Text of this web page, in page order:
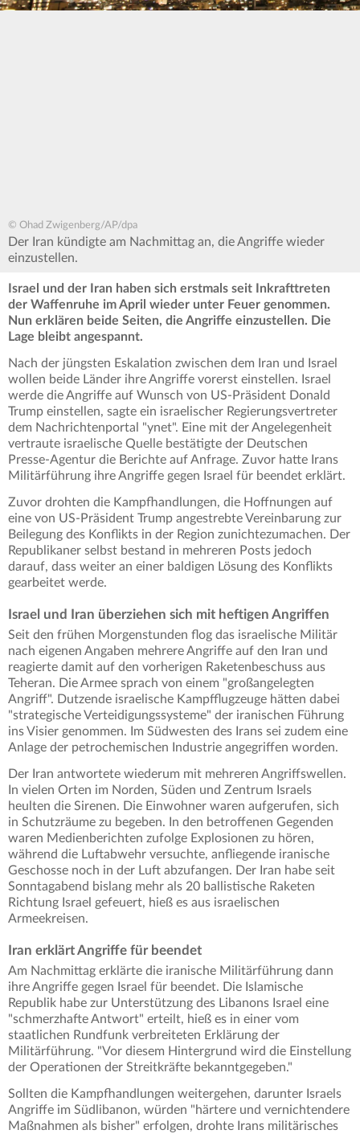
© Ohad Zwigenberg/AP/dpa
Der Iran kündigte am Nachmittag an, die Angriffe wieder
einzustellen.
Israel und der Iran haben sich erstmals seit Inkrafttreten
der Waffenruhe im April wieder unter Feuer genommen.
Nun erklären beide Seiten, die Angriffe einzustellen. Die
Lage bleibt angespannt.
Nach der jüngsten Eskalation zwischen dem Iran und Israel
wollen beide Länder ihre Angriffe vorerst einstellen. Israel
werde die Angriffe auf Wunsch von US-Präsident Donald
Trump einstellen, sagte ein israelischer Regierungsvertreter
dem Nachrichtenportal "ynet". Eine mit der Angelegenheit
vertraute israelische Quelle bestätigte der Deutschen
Presse-Agentur die Berichte auf Anfrage. Zuvor hatte Irans
Militärführung ihre Angriffe gegen Israel für beendet erklärt.
Zuvor drohten die Kampfhandlungen, die Hoffnungen auf
eine von US-Präsident Trump angestrebte Vereinbarung zur
Beilegung des Konflikts in der Region zunichtezumachen. Der
Republikaner selbst bestand in mehreren Posts jedoch
darauf, dass weiter an einer baldigen Lösung des Konflikts
gearbeitet werde.
Israel und Iran überziehen sich mit heftigen Angriffen
Seit den frühen Morgenstunden flog das israelische Militär
nach eigenen Angaben mehrere Angriffe auf den Iran und
reagierte damit auf den vorherigen Raketenbeschuss aus
Teheran. Die Armee sprach von einem "großangelegten
Angriff". Dutzende israelische Kampfflugzeuge hätten dabei
"strategische Verteidigungssysteme" der iranischen Führung
ins Visier genommen. Im Südwesten des Irans sei zudem eine
Anlage der petrochemischen Industrie angegriffen worden.
Der Iran antwortete wiederum mit mehreren Angriffswellen.
In vielen Orten im Norden, Süden und Zentrum Israels
heulten die Sirenen. Die Einwohner waren aufgerufen, sich
in Schutzräume zu begeben. In den betroffenen Gegenden
waren Medienberichten zufolge Explosionen zu hören,
während die Luftabwehr versuchte, anfliegende iranische
Geschosse noch in der Luft abzufangen. Der Iran habe seit
Sonntagabend bislang mehr als 20 ballistische Raketen
Richtung Israel gefeuert, hieß es aus israelischen
Armeekreisen.
Iran erklärt Angriffe für beendet
Am Nachmittag erklärte die iranische Militärführung dann
ihre Angriffe gegen Israel für beendet. Die Islamische
Republik habe zur Unterstützung des Libanons Israel eine
"schmerzhafte Antwort" erteilt, hieß es in einer vom
staatlichen Rundfunk verbreiteten Erklärung der
Militärführung. "Vor diesem Hintergrund wird die Einstellung
der Operationen der Streitkräfte bekanntgegeben."
Sollten die Kampfhandlungen weitergehen, darunter Israels
Angriffe im Südlibanon, würden "härtere und vernichtendere
Maßnahmen als bisher" erfolgen, drohte Irans militärisches